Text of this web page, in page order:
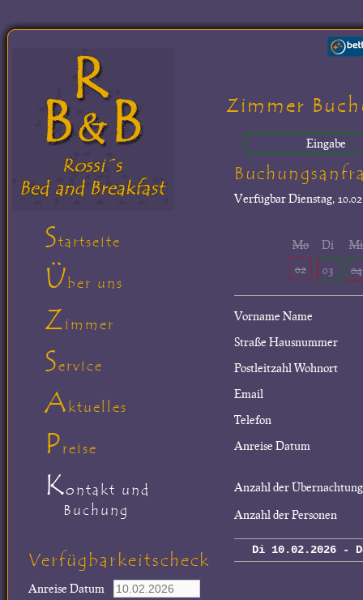
Zimmer
Eingabe
VerfügbarDienstag,
Mo
02
Di
03
Mi
04
Vorname Name
Straße Hausnummer
Postleitzahl Wohnort
Email
Telefon
Anreise Datum
Anzahl der
Anzahl der Personen
Di 10.02.2026 -
Startseite
Über uns
Zimmer
Service
Aktuelles
Preise
Kontakt und
Buchung
Verfügbarkeitscheck
Anreise Datum